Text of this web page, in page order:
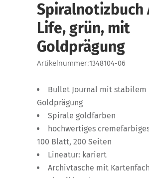
Spiralnotizbuch
Life, grün, mit
Goldprägung
Artikelnummer:1348104-06
Bullet Journal mit stabilem
Goldprägung
Spirale goldfarben
hochwertiges
100 Blatt, 200 Seiten
Lineatur: kariert
Archivtasche mit Kartenfach